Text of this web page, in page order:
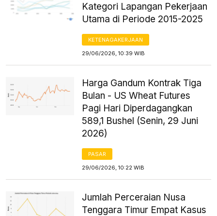
Kategori Lapangan Pekerjaan
Utama di Periode 2015-2025
KETENAGAKERJAAN
29/06/2026, 10:39 WIB
Harga Gandum Kontrak Tiga
Bulan - US Wheat Futures
Pagi Hari Diperdagangkan
589,1 Bushel (Senin, 29 Juni
2026)
PASAR
29/06/2026, 10:22 WIB
Jumlah Perceraian Nusa
Tenggara Timur Empat Kasus